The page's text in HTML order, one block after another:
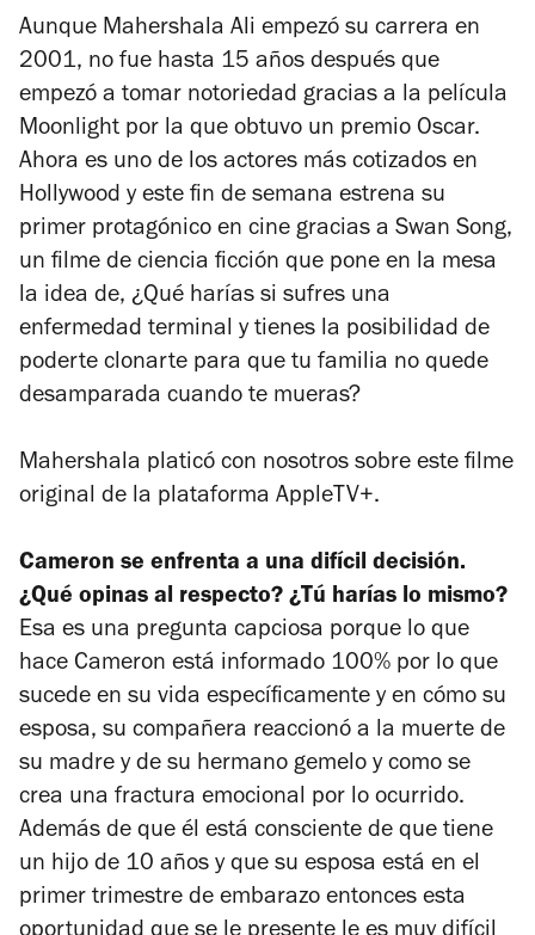
Aunque Mahershala Ali empezó su carrera en
2001, no fue hasta 15 años después que
empezó a tomar notoriedad gracias a la película
Moonlight por la que obtuvo un premio Oscar.
Ahora es uno de los actores más cotizados en
Hollywood y este fin de semana estrena su
primer protagónico en cine gracias a Swan Song,
un filme de ciencia ficción que pone en la mesa
la idea de, ¿Qué harías si sufres una
enfermedad terminal y tienes la posibilidad de
poderte clonarte para que tu familia no quede
desamparada cuando te mueras?
Mahershala platicó con nosotros sobre este filme
original de la plataforma AppleTV+.
Cameron se enfrenta a una difícil decisión.
¿Qué opinas al respecto? ¿Tú harías lo mismo?
Esa es una pregunta capciosa porque lo que
hace Cameron está informado 100% por lo que
sucede en su vida específicamente y en cómo su
esposa, su compañera reaccionó a la muerte de
su madre y de su hermano gemelo y como se
crea una fractura emocional por lo ocurrido.
Además de que él está consciente de que tiene
un hijo de 10 años y que su esposa está en el
primer trimestre de embarazo entonces esta